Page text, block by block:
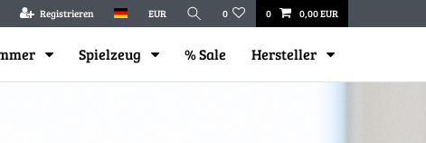
Registrieren EUR 0 0 0,00 EUR
Spielzeug % Sale Hersteller